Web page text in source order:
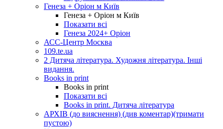
Генеза + Оріон м Київ
Генеза + Оріон м Київ
Показати всі
Генеза 2024+ Оріон
АСС-Центр Москва
109.te.ua
2 Дитяча література. Художня література. Інші
видання.
Books in print
Books in print
Показати всі
Books in print. Дитяча література
АРХІВ (до вияснення) (див коментар)(тримати
пустою)